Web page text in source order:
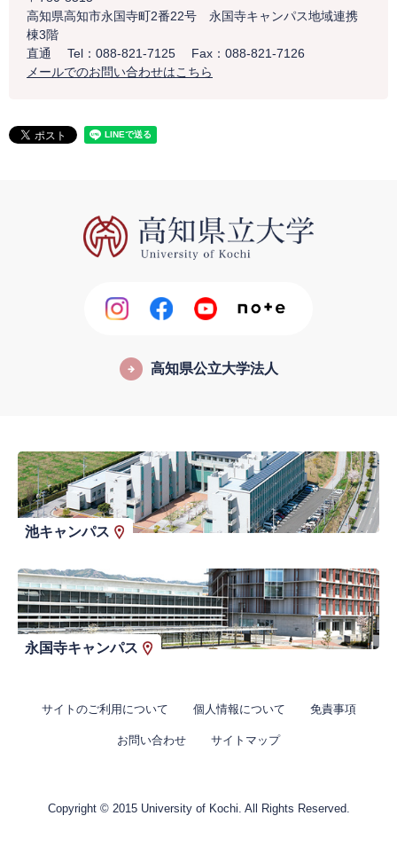
高知県高知市永国寺町2番22号 永国寺キャンパス地域連携
棟3階
直通
Tel：088-821-7125
Fax：088-821-7126
メールでのお問い合わせはこちら
高知県公立大学法人
池キャンパス
永国寺キャンパス
サイトのご利用について 個人情報について 免責事項
お問い合わせ サイトマップ
Copyright © 2015 University of Kochi. All Rights Reserved.